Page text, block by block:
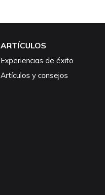
ARTÍCULOS
Experiencias de éxito
Artículos y consejos